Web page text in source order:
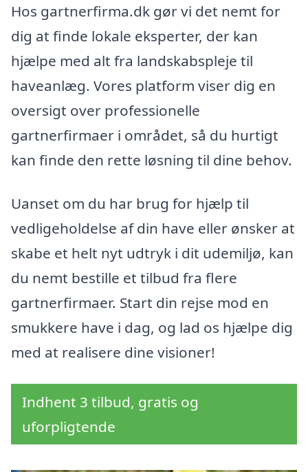
Hos gartnerfirma.dk gør vi det nemt for
dig at finde lokale eksperter, der kan
hjælpe med alt fra landskabspleje til
haveanlæg. Vores platform viser dig en
oversigt over professionelle
gartnerfirmaer i området, så du hurtigt
kan finde den rette løsning til dine behov.
Uanset om du har brug for hjælp til
vedligeholdelse af din have eller ønsker at
skabe et helt nyt udtryk i dit udemiljø, kan
du nemt bestille et tilbud fra flere
gartnerfirmaer. Start din rejse mod en
smukkere have i dag, og lad os hjælpe dig
med at realisere dine visioner!
Indhent 3 tilbud, gratis og
uforpligtende